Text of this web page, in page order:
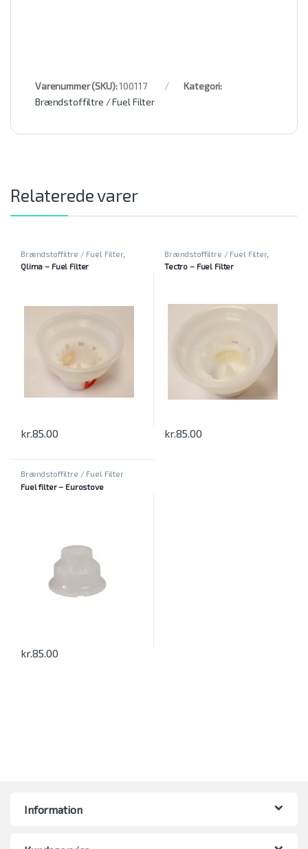
Varenummer (SKU):100117
Kategori:
Brændstoffiltre / Fuel Filter
Relaterede varer
Brændstoffiltre / Fuel Filter,
Qlima – Fuel Filter
kr.85.00
Brændstoffiltre / Fuel Filter,
Tectro – Fuel Filter
kr.85.00
Brændstoffiltre / Fuel Filter
Fuel filter – Eurostove
kr.85.00
Information